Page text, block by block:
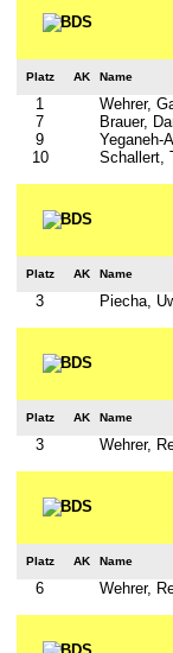
Platz AK Name
1
Wehrer,
7
Brauer,
9
Yeganeh-
10
Schallert,
Platz AK Name
3 Piecha,
Platz AK Name
3 Wehrer,
Platz AK Name
6 Wehrer,